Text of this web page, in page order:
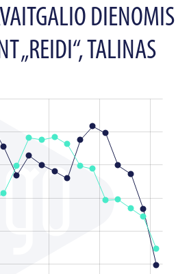
DIENOMIS
„REIDI“, TALINAS